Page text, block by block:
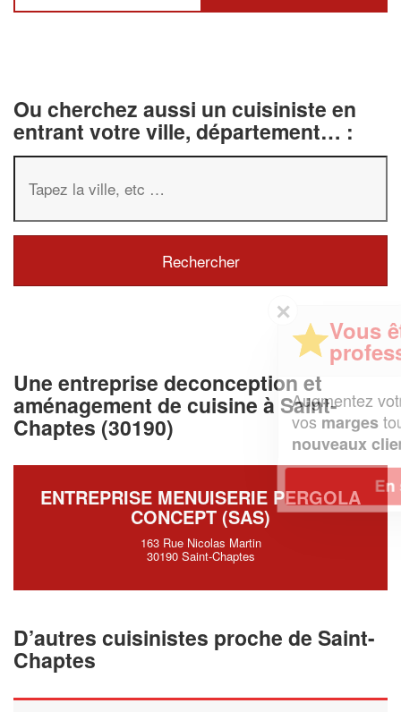
Ou cherchez aussi un cuisiniste en
entrant votre ville, département… :
Une entreprise deconception et
aménagement de cuisine à Saint-
Chaptes (30190)
ENTREPRISE MENUISERIE PERGOLA
CONCEPT (SAS)
163 Rue Nicolas Martin
30190 Saint-Chaptes
D’autres cuisinistes proche de Saint-
Chaptes
professionnel ?
Augmentez votrechiffre d'affaireset
vosmarges tout en gagnant de
nouveaux clients
En savoir plus